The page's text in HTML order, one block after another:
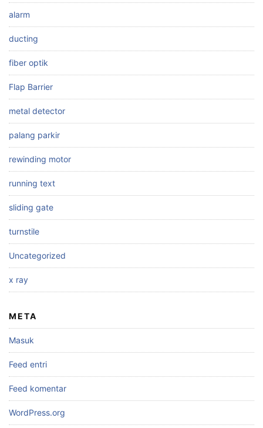
alarm
ducting
fiber optik
Flap Barrier
metal detector
palang parkir
rewinding motor
running text
sliding gate
turnstile
Uncategorized
x ray
META
Masuk
Feed entri
Feed komentar
WordPress.org